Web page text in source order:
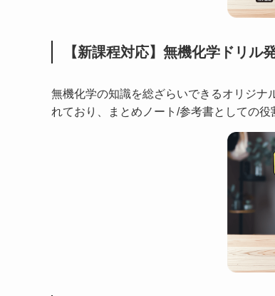
【新課程対応】無機化学ドリル
無機化学の知識を総ざらいできるオリジナ
れており、まとめノート/参考書としての役